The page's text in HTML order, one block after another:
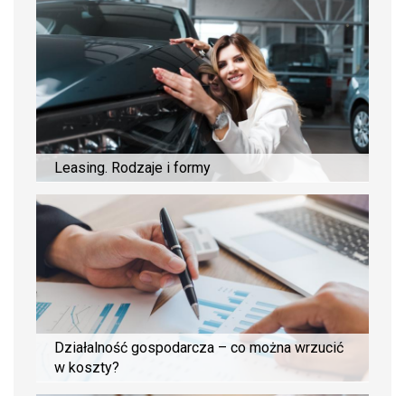
Leasing. Rodzaje i formy
Działalność gospodarcza – co można wrzucić
w koszty?